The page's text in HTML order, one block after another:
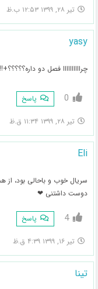
تیر ۲۸, ۱۳۹۹ ۱۲:۵۳ ب.ظ
yasy
چراااااااااا فصل دو
0 پاسخ
تیر ۲۸, ۱۳۹۹ ۱۱:۳۴ ق.ظ
Eli
سریال خوب و باحالی بود، از
دوست داشتنی ❤
4 پاسخ
تیر ۱۶, ۱۳۹۹ ۴:۳۹ ق.ظ
تینا